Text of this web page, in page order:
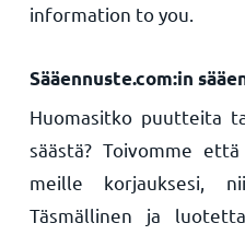
information to you.
Sääennuste.com:in
Huomasitko puutteita
säästä? Toivomme
meille korjauksesi,
Täsmällinen ja